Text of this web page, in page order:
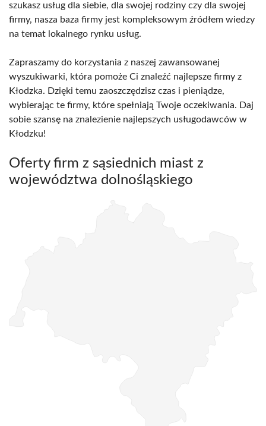
szukasz usług dla siebie, dla swojej rodziny czy dla swojej
firmy, nasza baza firmy jest kompleksowym źródłem wiedzy
na temat lokalnego rynku usług.
Zapraszamy do korzystania z naszej zawansowanej
wyszukiwarki, która pomoże Ci znaleźć najlepsze firmy z
Kłodzka. Dzięki temu zaoszczędzisz czas i pieniądze,
wybierając te firmy, które spełniają Twoje oczekiwania. Daj
sobie szansę na znalezienie najlepszych usługodawców w
Kłodzku!
Oferty firm z sąsiednich miast z
województwa dolnośląskiego